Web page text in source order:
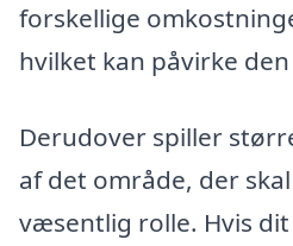
forskellige
hvilket kan påvirke
Derudover spiller
af det område, der
væsentlig rolle. Hvis